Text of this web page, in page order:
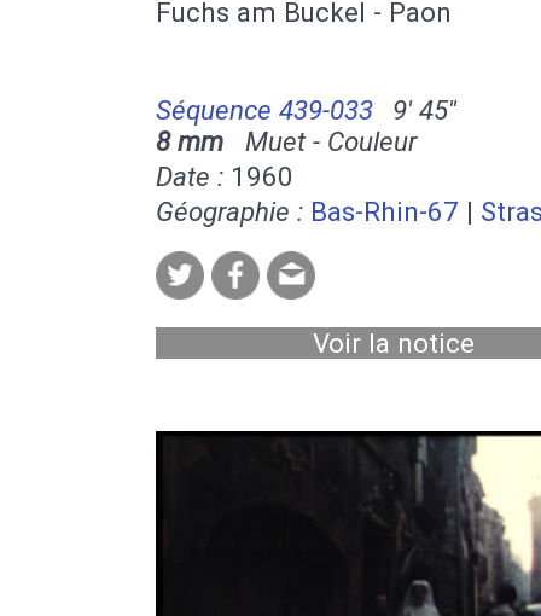
Fuchs am Buckel - Paon
Séquence 439-033
9' 45''
8 mm Muet - Couleur
Date : 1960
Géographie : Bas-Rhin-67 |
Voir la notice